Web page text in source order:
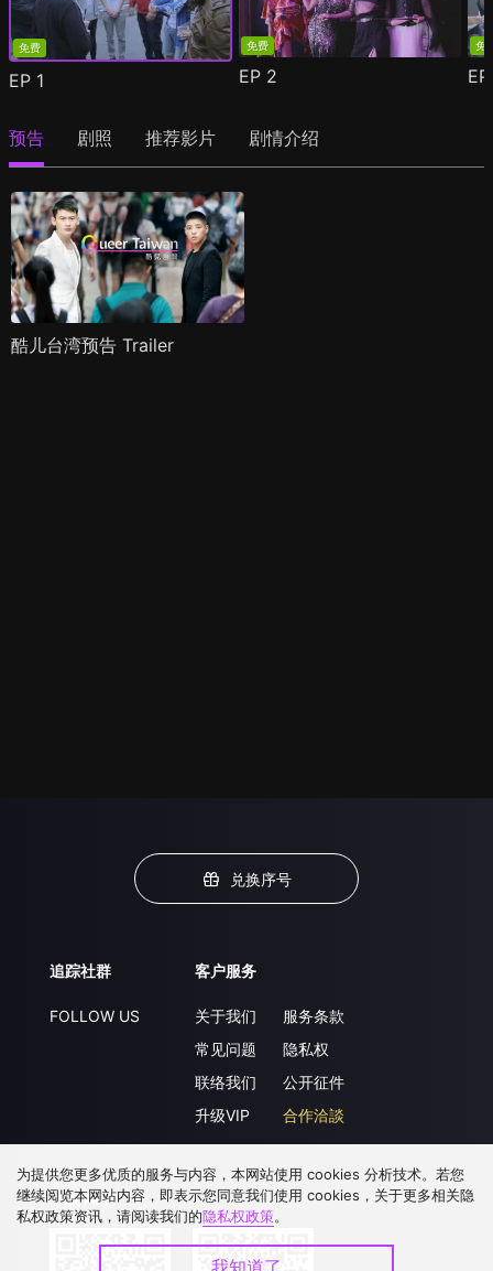
免费
EP 1
免费
EP 2
免
预告 剧照 推荐影片 剧情介绍
酷儿台湾预告 Trailer
兑换序号
追踪社群
FOLLOW US
客户服务
关于我们
常见问题
联络我们
升级VIP
服务条款
隐私权
公开征件
合作洽談
下载 APP
为提供您更多优质的服务与内容，本网站使用 cookies 分析技术。若您
继续阅览本网站内容，即表示您同意我们使用 cookies，关于更多相关隐
私权政策资讯，请阅读我们的隐私权政策。
我知道了